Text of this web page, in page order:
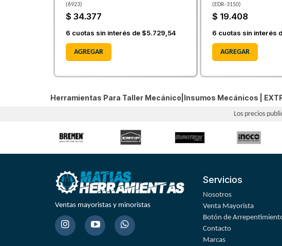
(6923)
$ 34.377
6 cuotas sin interés de $5.729,54
AGREGAR
( EDR-3150)
$ 19.408
6 cuotas sin interés
AGREGAR
Herramientas Para Taller Mecánico|Insumos Mecánicos |
Los precios
Ventas mayoristas y minoristas
Servicios
Nosotros
Venta Mayorista
Botón de
Contacto
Marcas